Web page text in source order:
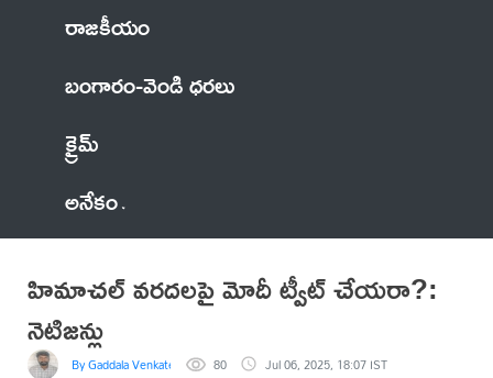
రాజకీయం
బంగారం-వెండి ధరలు
క్రైమ్
అనేకం
హిమాచల్ వరదలపై మోదీ ట్వీట్ చేయరా?:
నెటిజన్లు
By Gaddala VenkateswaraRao
80 Jul 06, 2025, 18:07 IST